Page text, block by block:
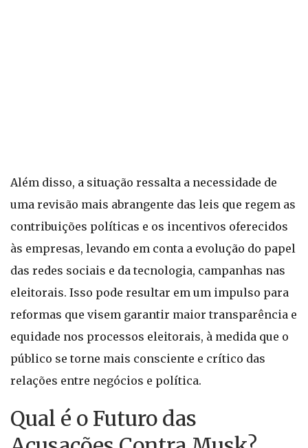
Além disso, a situação ressalta a necessidade de
uma revisão mais abrangente das leis que regem as
contribuições políticas e os incentivos oferecidos
às empresas, levando em conta a evolução do papel
das redes sociais e da tecnologia, campanhas nas
eleitorais. Isso pode resultar em um impulso para
reformas que visem garantir maior transparência e
equidade nos processos eleitorais, à medida que o
público se torne mais consciente e crítico das
relações entre negócios e política.
Qual é o Futuro das